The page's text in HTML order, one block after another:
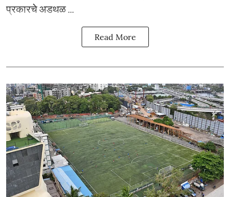
प्रकारचे अडथळ ...
Read More